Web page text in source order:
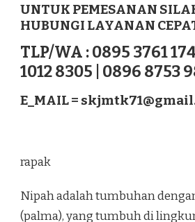
UNTUK PEMESANAN
HUBUNGI LAYANAN
TLP/WA : 0895 3761
1012 8305 | 0896 8753
E_MAIL =
rapak
Nipah adalah tumbuhan
(palma), yang tumbuh di